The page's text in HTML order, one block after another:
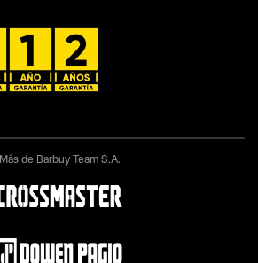
Más de Barbuy Team S.A.